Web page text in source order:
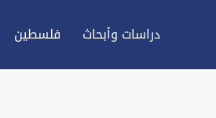
دراسات وأبحاث فلسطين